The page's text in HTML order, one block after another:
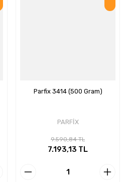
Parfix 3414 (500 Gram)
PARFİX
9.590,84 TL
7.193,13 TL